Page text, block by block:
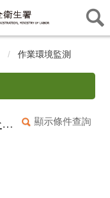
作業環境監測
顯示條件查詢
美國職業安全衛生署採樣分析方法資料庫